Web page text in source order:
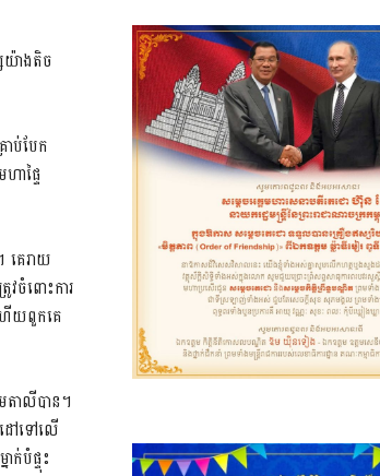
យ៉ាងតិច
ប់បែក
ផ្ទៃ
គេរាយ
ចំពោះការ
ើយពួកគេ
មតាលីបាន។
ៅទៅលើ
បំផ្ទុះ